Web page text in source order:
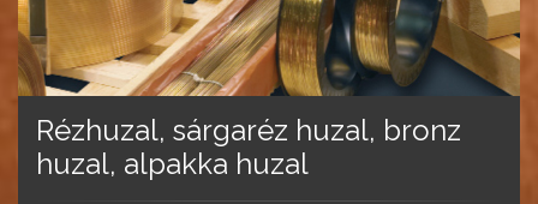
Rézhuzal, sárgaréz huzal, bronz
huzal, alpakka huzal